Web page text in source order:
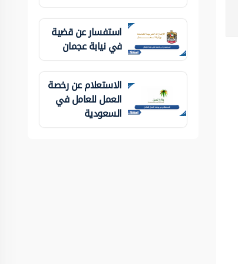
استفسار عن قضية
في نيابة عجمان
الاستعلام عن رخصة
العمل للعامل في
السعودية